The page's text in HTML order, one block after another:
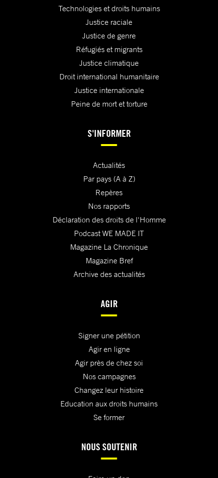
Technologies et droits humains
Justice raciale
Justice de genre
Réfugiés et migrants
Justice climatique
Droit international humanitaire
Justice internationale
Peine de mort et torture
S'INFORMER
Actualités
Par pays (A à Z)
Repères
Nos rapports
Déclaration des droits de l'Homme
Podcast WE MADE IT
Magazine La Chronique
Magazine Bref
Archive des actualités
AGIR
Signer une pétition
Agir en ligne
Agir près de chez soi
Nos campagnes
Changez leur histoire
Education aux droits humains
Se former
NOUS SOUTENIR